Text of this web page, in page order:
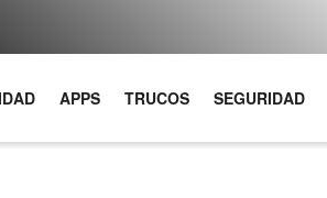
APPS TRUCOS SEGURIDAD